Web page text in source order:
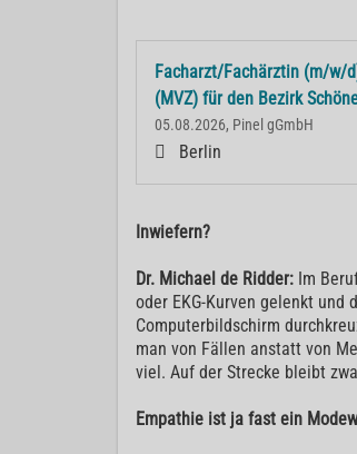
Facharzt/Fachärztin (m/w/
(MVZ) für den Bezirk
05.08.2026, Pinel gGmbH
Berlin
Inwiefern?
Dr. Michael de Ridder: Im
oder EKG-Kurven gelenkt
Computerbildschirm
man von Fällen anstatt von
viel. Auf der Strecke bleibt
Empathie ist ja fast ein